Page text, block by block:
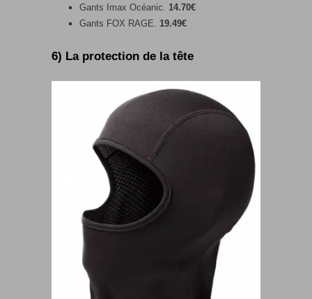
Gants Imax Océanic. 14.70€
Gants FOX RAGE. 19.49€
6) La protection de la tête